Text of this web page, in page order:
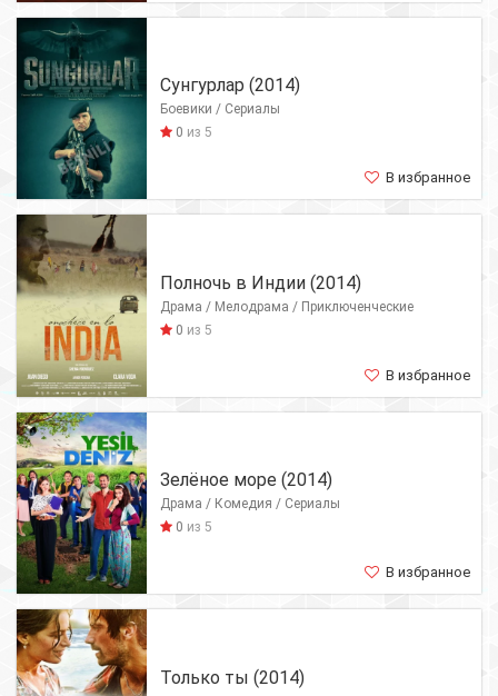
Сунгурлар (2014)
Боевики / Сериалы
0 из 5
В избранное
Полночь в Индии (2014)
Драма / Мелодрама / Приключенческие
0 из 5
В избранное
Зелёное море (2014)
Драма / Комедия / Сериалы
0 из 5
В избранное
Только ты (2014)